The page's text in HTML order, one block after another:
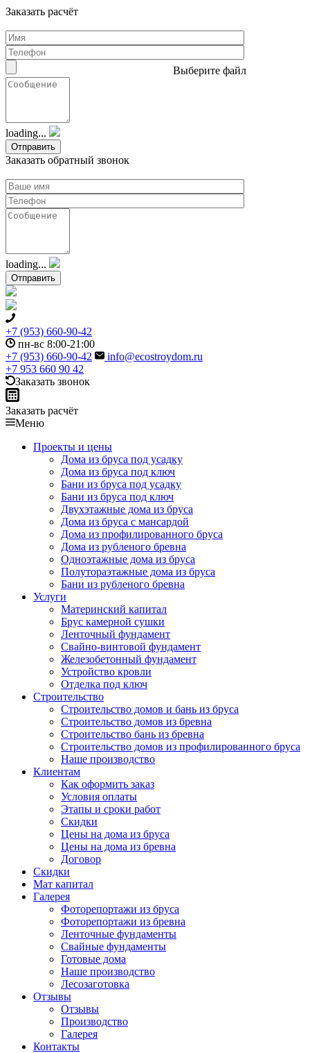
Заказать расчёт
Выберите файл
loading...
Заказать обратный звонок
loading...
+7 (953) 660-90-42
пн-вс 8:00-21:00
+7 (953) 660-90-42
info@ecostroydom.ru
+7 953 660 90 42
Заказать звонок
Заказать расчёт
Меню
Проекты и цены
Дома из бруса под усадку
Дома из бруса под ключ
Бани из бруса под усадку
Бани из бруса под ключ
Двухэтажные дома из бруса
Дома из бруса с мансардой
Дома из профилированного бруса
Дома из рубленого бревна
Одноэтажные дома из бруса
Полутораэтажные дома из бруса
Бани из рубленого бревна
Услуги
Материнский капитал
Брус камерной сушки
Ленточный фундамент
Свайно-винтовой фундамент
Железобетонный фундамент
Устройство кровли
Отделка под ключ
Строительство
Строительство домов и бань из бруса
Строительство домов из бревна
Строительство бань из бревна
Строительство домов из профилированного бруса
Наше производство
Клиентам
Как оформить заказ
Условия оплаты
Этапы и сроки работ
Скидки
Цены на дома из бруса
Цены на дома из бревна
Договор
Скидки
Мат капитал
Галерея
Фоторепортажи из бруса
Фоторепортажи из бревна
Ленточные фундаменты
Свайные фундаменты
Готовые дома
Наше производство
Лесозаготовка
Отзывы
Отзывы
Производство
Галерея
Контакты